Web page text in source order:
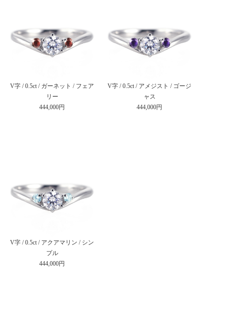
V字 / 0.5ct / ガーネット / フェア
リー
444,000円
V字 / 0.5ct / アメジスト / ゴージ
ャス
444,000円
V字 / 0.5ct / アクアマリン / シン
プル
444,000円